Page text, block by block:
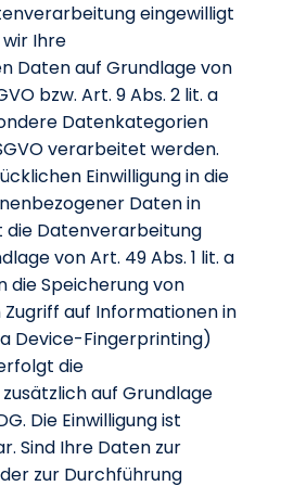
eingewilligt
Ihre
Daten auf Grundlage von
bzw. Art. 9 Abs. 2 lit. a
Datenkategorien
verarbeitet werden.
Einwilligung in die
Daten in
Datenverarbeitung
von Art. 49 Abs. 1 lit. a
die Speicherung von
Zugriff auf Informationen in
Device-Fingerprinting)
die
auf Grundlage
Die Einwilligung ist
Sind Ihre Daten zur
zur Durchführung